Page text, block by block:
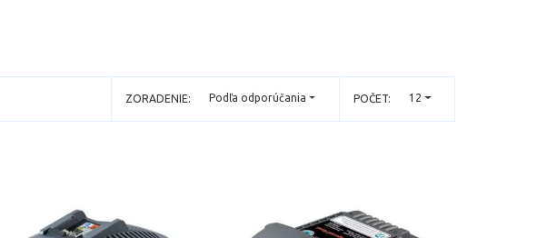
POČET: 12
ZORADENIE: Podľa odporúčania